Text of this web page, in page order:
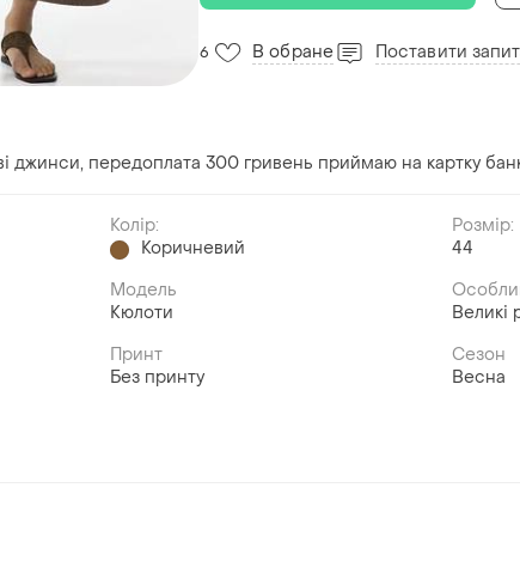
6 В обране Поставити
джинси, передоплата 300 гривень приймаю на картку
Колір:
Коричневий
Розмір:
44
Модель
Кюлоти
Великі
Принт
Без принту
Сезон
Весна